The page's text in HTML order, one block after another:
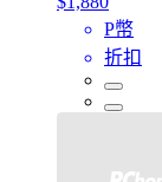
P幣
折扣